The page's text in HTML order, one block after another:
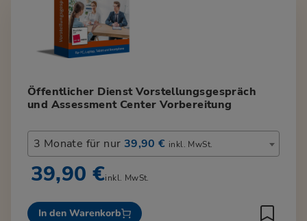
Öffentlicher Dienst Vorstellungsgespräch
und Assessment Center Vorbereitung
3 Monate für nur 39,90 € inkl. MwSt.
39,90 €inkl. MwSt.
In den Warenkorb